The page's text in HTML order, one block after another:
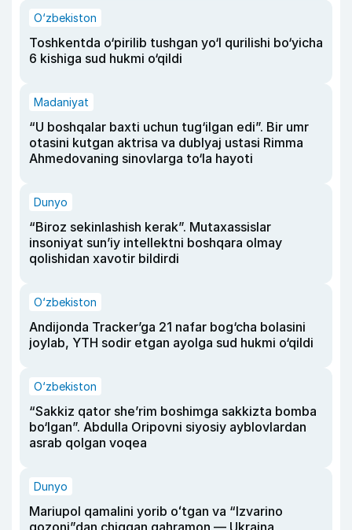
O‘zbekiston
Toshkentda o‘pirilib tushgan yo‘l qurilishi bo‘yicha
6 kishiga sud hukmi o‘qildi
Madaniyat
“U boshqalar baxti uchun tug‘ilgan edi”. Bir umr
otasini kutgan aktrisa va dublyaj ustasi Rimma
Ahmedovaning sinovlarga to‘la hayoti
Dunyo
“Biroz sekinlashish kerak”. Mutaxassislar
insoniyat sun’iy intellektni boshqara olmay
qolishidan xavotir bildirdi
O‘zbekiston
Andijonda Tracker’ga 21 nafar bog‘cha bolasini
joylab, YTH sodir etgan ayolga sud hukmi o‘qildi
O‘zbekiston
“Sakkiz qator she’rim boshimga sakkizta bomba
bo‘lgan”. Abdulla Oripovni siyosiy ayblovlardan
asrab qolgan voqea
Dunyo
Mariupol qamalini yorib oʻtgan va “Izvarino